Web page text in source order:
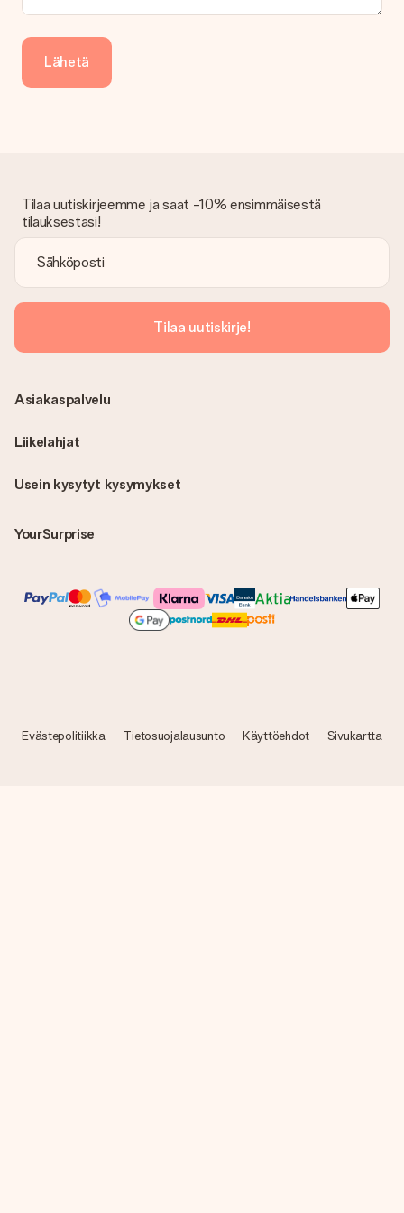
Saapunut lahja
Entä jos lahja ei ole täysin mieleeni?
Olemme syvästi pahoillamme, että lahjasi ei ole sinun mielesi
Tämä tarkoittaa sitä, että lahja toimitetaan suoraan
vastaanottajalle, mikä tekee siitä todellisen yllätyksen!
Lähetä
Tilaa uutiskirjeemme ja saat -10% ensimmäisestä
tilauksestasi!
Tilaa uutiskirje!
Usein kysytyt kysymykset
YourSurprise
Asiakaspalvelu
Liikelahjat
Evästepolitiikka Tietosuojalausunto Käyttöehdot Sivukartta